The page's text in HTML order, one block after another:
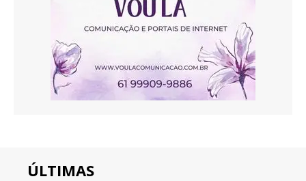
ÚLTIMAS